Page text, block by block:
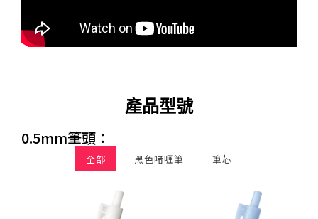
產品型號
0.5mm筆頭：
全部 黑色啫喱筆 筆芯